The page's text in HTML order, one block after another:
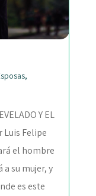
,
Y EL
Luis Felipe
el hombre
a su mujer, y
es este